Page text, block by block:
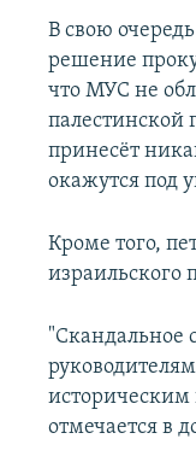
В свою
решение
что МУС не
принесёт
окажутся под
Кроме того,
израильского
"Скандальное
отмечается в